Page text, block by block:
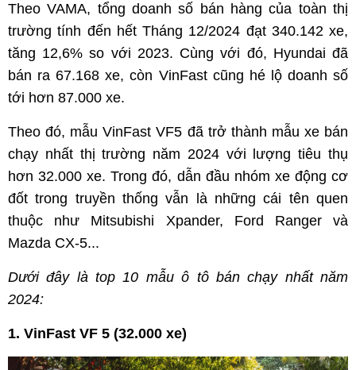
Theo VAMA, tổng doanh số bán hàng của toàn thị
trường tính đến hết Tháng 12/2024 đạt 340.142 xe,
tăng 12,6% so với 2023. Cùng với đó, Hyundai đã
bán ra 67.168 xe, còn VinFast cũng hé lộ doanh số
tới hơn 87.000 xe.
Theo đó, mẫu VinFast VF5 đã trở thành mẫu xe bán
chạy nhất thị trường năm 2024 với lượng tiêu thụ
hơn 32.000 xe. Trong đó, dẫn đầu nhóm xe động cơ
đốt trong truyền thống vẫn là những cái tên quen
thuộc như Mitsubishi Xpander, Ford Ranger và
Mazda CX-5...
Dưới đây là top 10 mẫu ô tô bán chạy nhất năm
2024:
1. VinFast VF 5 (32.000 xe)